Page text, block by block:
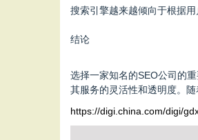
搜索引擎越来越倾向于根据
结论
选择一家知名的SEO公司的
其服务的灵活性和透明度。
https://digi.china.com/digi/